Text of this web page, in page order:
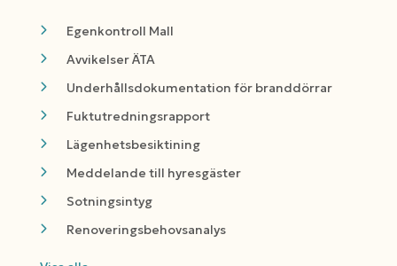
Egenkontroll Mall
Avvikelser ÄTA
Underhållsdokumentation för branddörrar
Fuktutredningsrapport
Lägenhetsbesiktining
Meddelande till hyresgäster
Sotningsintyg
Renoveringsbehovsanalys